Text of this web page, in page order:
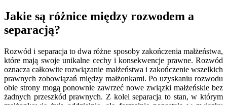
Jakie są różnice między rozwodem a
separacją?
Rozwód i separacja to dwa różne sposoby zakończenia małżeństwa,
które mają swoje unikalne cechy i konsekwencje prawne. Rozwód
oznacza całkowite rozwiązanie małżeństwa i zakończenie wszelkich
prawnych zobowiązań między małżonkami. Po uzyskaniu rozwodu
obie strony mogą ponownie zawrzeć nowe związki małżeńskie bez
żadnych przeszkód prawnych. Z kolei separacja to stan, w którym